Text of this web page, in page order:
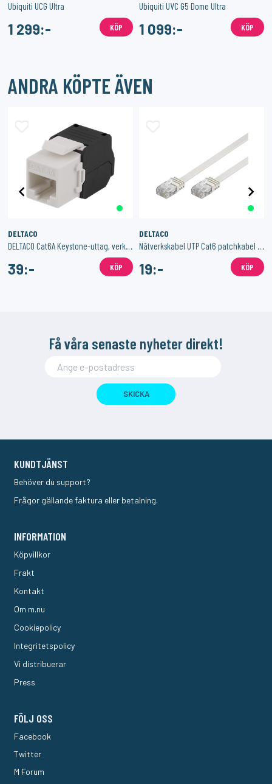
Ubiquiti UCG Ultra
1 299:- KÖP
Ubiquiti UVC G5 Dome Ultra
1 099:- KÖP
ANDRA KÖPTE ÄVEN
DELTACO
DELTACO Cat6A Keystone-uttag, verktygsfri klämterminering, plast, vit
39:- KÖP
DELTACO
Nätverkskabel UTP Cat6 patchkabel 1m, vit, platt
19:- KÖP
Få våra senaste nyheter direkt!
SKICKA
KUNDTJÄNST
Behöver du support?
Frågor gällande faktura eller betalning.
INFORMATION
Köpvillkor
Frakt
Kontakt
Om m.nu
Cookiepolicy
Integritetspolicy
Vi distribuerar
Press
FÖLJ OSS
Facebook
Twitter
M Forum